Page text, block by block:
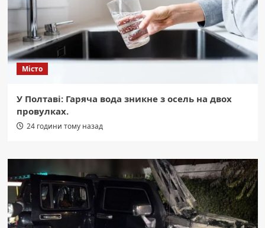
Місто
У Полтаві: Гаряча вода зникне з осель на двох
провулках.
24 години тому назад